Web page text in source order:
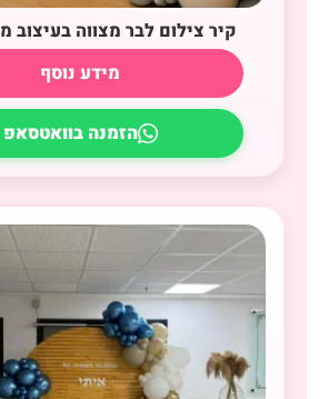
קיר צילום לבר מצווה בעיצוב
מידע נוסף
הזמנה בוואטסאפ